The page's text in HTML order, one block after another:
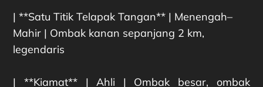
| **Satu Titik Telapak Tangan** | Menengah–
Mahir | Ombak kanan sepanjang 2 km,
legendaris
| **Kiamat** | Ahli | Ombak besar, ombak